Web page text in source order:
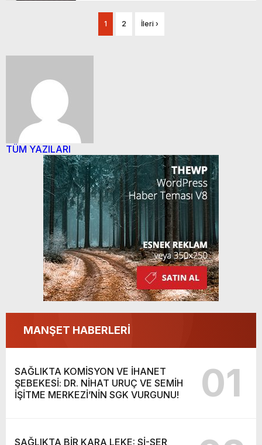
1 2 İleri ›
TÜM YAZILARI
MANŞET HABERLERİ
SAĞLIKTA KOMİSYON VE İHANET
ŞEBEKESİ: DR. NİHAT URUÇ VE SEMİH
İŞİTME MERKEZİ’NİN SGK VURGUNU!
01
SAĞLIKTA BİR KARA LEKE: Sİ-SER